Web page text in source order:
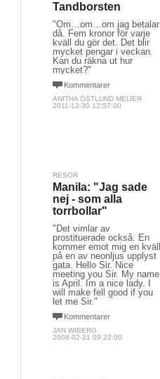
Tandborsten
"Om…om…om jag betalar
då. Fem kronor för varje
kväll du gör det. Det blir
mycket pengar i veckan.
Kan du räkna ut hur
mycket?"
Kommentarer
ANITHA ÖSTLUND MEIJER
2011-12-30 12:57:00
RESOR
Manila: "Jag sade
nej - som alla
torrbollar"
"Det vimlar av
prostituerade också. En
kommer emot mig en kväll
på en av neonljus upplyst
gata. Hello Sir. Nice
meeting you Sir. My name
is April. Im a nice lady. I
will make fell good if you
let me Sir."
Kommentarer
JAN WIBERG
2008-02-21 09:22:00